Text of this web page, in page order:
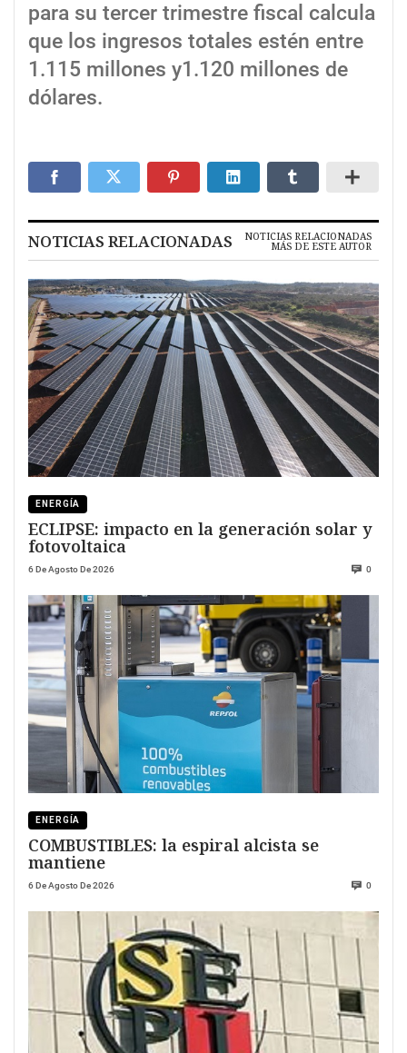
para su tercer trimestre fiscal calcula
que los ingresos totales estén entre
1.115 millones y1.120 millones de
dólares.
NOTICIAS RELACIONADAS NOTICIAS RELACIONADAS
MÁS DE ESTE AUTOR
ENERGÍA
ECLIPSE: impacto en la generación solar y
fotovoltaica
6 De Agosto De 2026 0
ENERGÍA
COMBUSTIBLES: la espiral alcista se
mantiene
6 De Agosto De 2026 0